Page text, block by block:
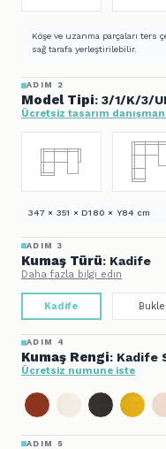
Köşe ve uzanma parçaları ters
sağ tarafa yerleştirilebilir.
ADIM 2
Model Tipi: 3/1/K/3/
Ücretsiz tasarım
347 × 351 × D180 × Y84 cm
ADIM 3
Kumaş Türü: Kadife
Daha fazla bilgi edin
Kadife Bukle
ADIM 4
Kumaş Rengi: Kadife
Ücretsiz numune iste
ADIM 5